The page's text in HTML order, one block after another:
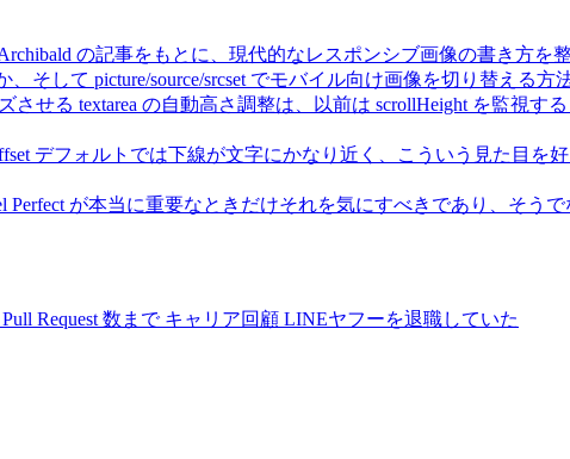
の記事をもとに、現代的なレスポンシブ画像の書き方を
そして picture/source/srcset でモバイル向け画像を切り替える方
させる textarea の自動高さ調整は、以前は scrollHeight を監視す
デフォルトでは下線が文字にかなり近く、こういう見た目を
Perfect が本当に重要なときだけそれを気にすべきであり、そう
Request 数まで キャリア回顧 LINEヤフーを退職していた